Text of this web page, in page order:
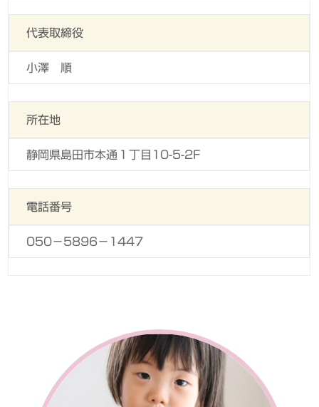
代表取締役
小澤 順
所在地
静岡県島田市本通１丁目10-5-2F
電話番号
050−5896−1447